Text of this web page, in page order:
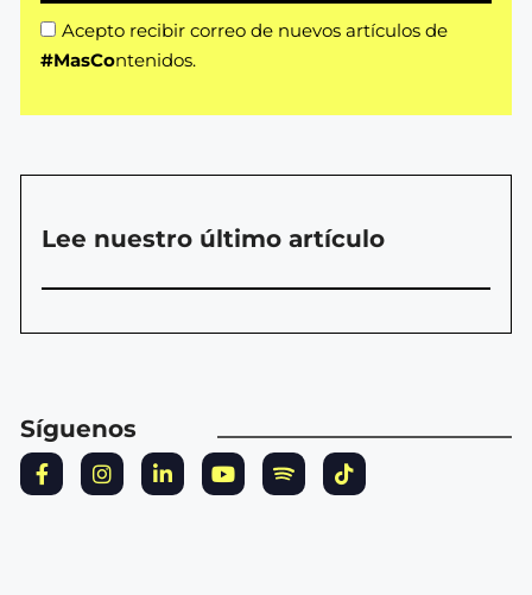
Acepto recibir correo de nuevos artículos de
#MasContenidos.
Lee nuestro último artículo
Síguenos